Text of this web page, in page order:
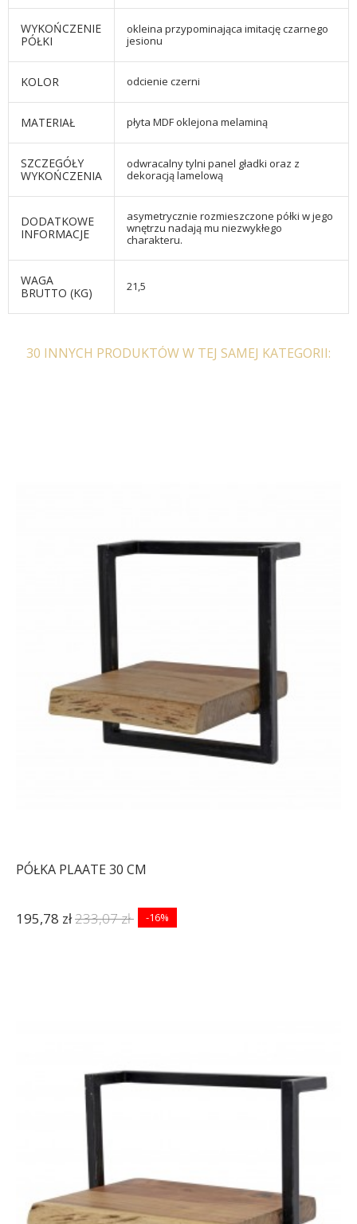
WYKOŃCZENIE
PÓŁKI
okleina przypominająca imitację czarnego
jesionu
KOLOR odcienie czerni
MATERIAŁ płyta MDF oklejona melaminą
SZCZEGÓŁY
WYKOŃCZENIA
odwracalny tylni panel gładki oraz z
dekoracją lamelową
DODATKOWE
INFORMACJE
asymetrycznie rozmieszczone półki w jego
wnętrzu nadają mu niezwykłego
charakteru.
WAGA
BRUTTO (KG)
21,5
REGAŁ SEAFORD -
273,40 zł
CM DZIKI DĄB
-19%
30 INNYCH PRODUKTÓW W TEJ SAMEJ KATEGORII:
PÓŁKA PLAATE 30 CM
195,78 zł233,07 zł -16%